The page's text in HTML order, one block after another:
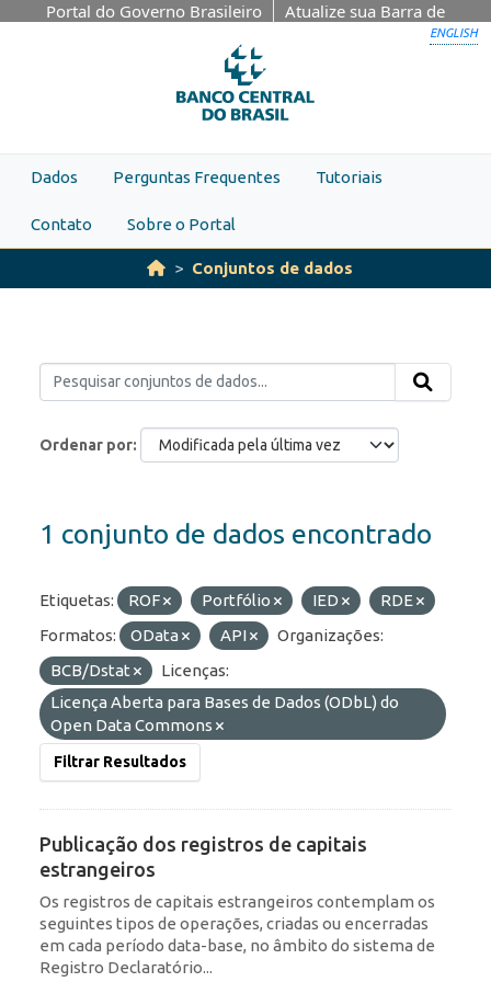
Skip to main content
Portal do Governo Brasileiro
Atualize sua Barra de
ENGLISH
Dados Perguntas Frequentes Tutoriais
Contato Sobre o Portal
Conjuntos de dados
Ordenar por
1 conjunto de dados encontrado
Etiquetas: ROF Portfólio IED
RDE
Formatos:
OData API
Organizações:
BCB/Dstat
Licenças:
Licença Aberta para Bases de Dados (ODbL) do
Open Data Commons
Filtrar Resultados
Publicação dos registros de capitais
estrangeiros
Os registros de capitais estrangeiros contemplam os
seguintes tipos de operações, criadas ou encerradas
em cada período data-base, no âmbito do sistema de
Registro Declaratório...